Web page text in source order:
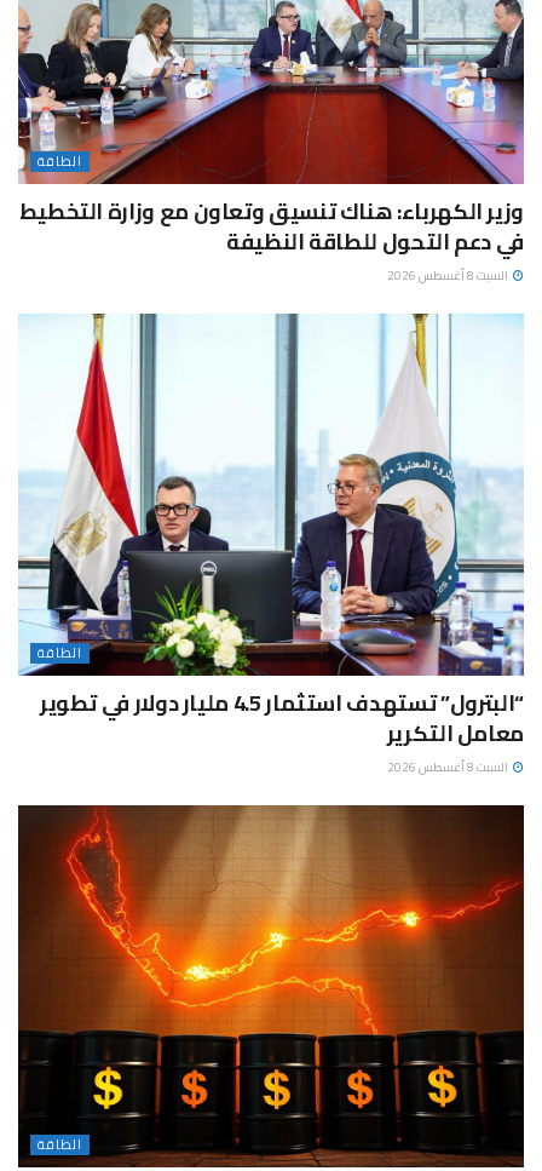
الطاقة
وزير الكهرباء: هناك تنسيق وتعاون مع وزارة التخطيط
في دعم التحول للطاقة النظيفة
السبت 8 أغسطس 2026
الطاقة
“البترول” تستهدف استثمار 4.5 مليار دولار في تطوير
معامل التكرير
السبت 8 أغسطس 2026
الطاقة